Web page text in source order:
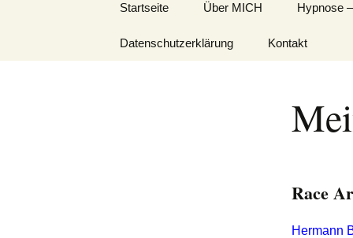
Inhalt
Startseite Über MICH Hypnose
Datenschutzerklärung Kontakt
Race
Hermann